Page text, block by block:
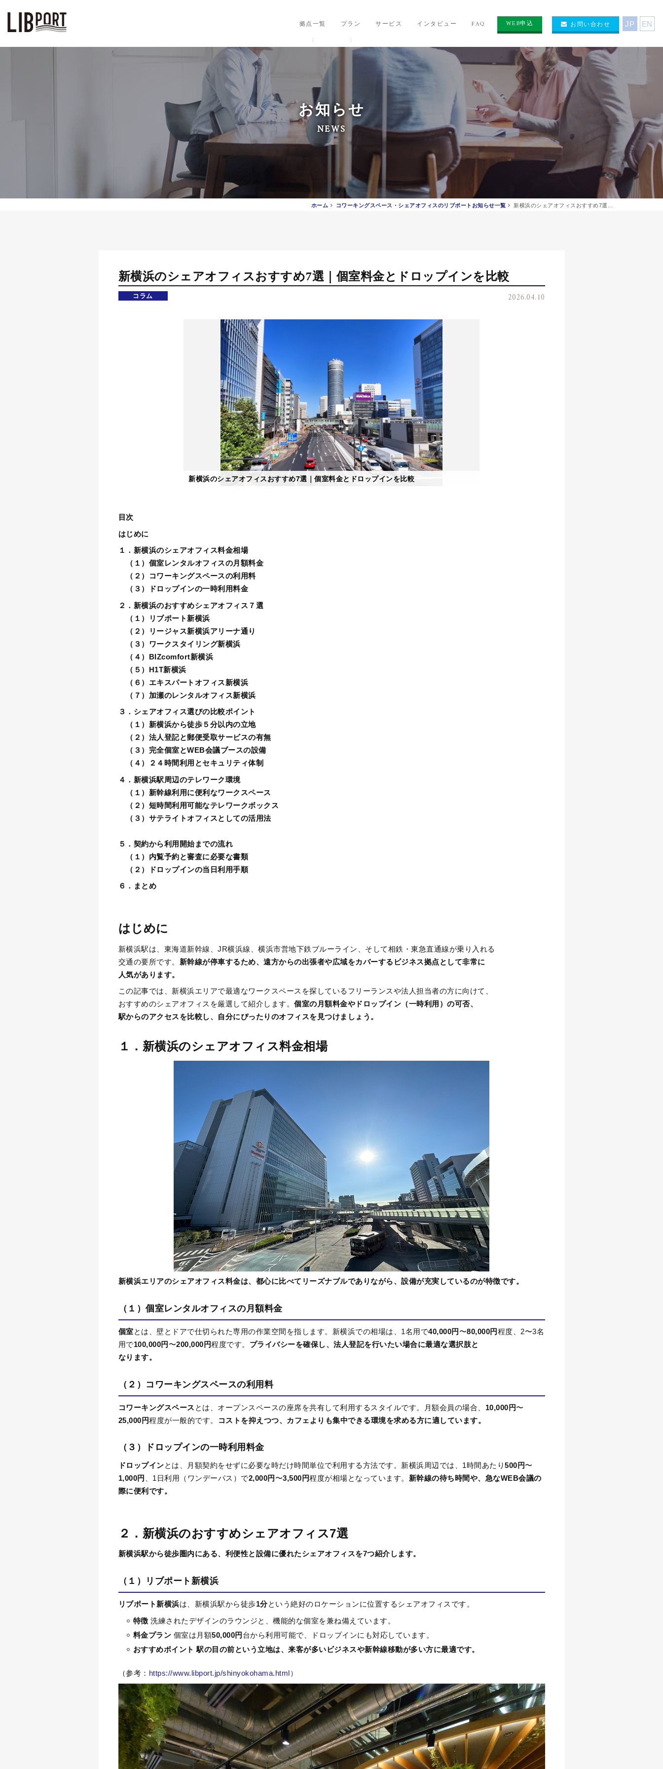
拠点一覧 プラン サービス インタビュー FAQ WEB申込 お問い合わせ JP EN
お知らせ
NEWS
ホーム コワーキングスペース・シェアオフィスのリブポートお知らせ一覧 新横浜のシェアオフィスおすすめ7選...
新横浜のシェアオフィスおすすめ7選｜個室料金とドロップインを比較
コラム 2026.04.10
新横浜のシェアオフィスおすすめ7選｜個室料金とドロップインを比較
目次
はじめに
１．新横浜のシェアオフィス料金相場
（１）個室レンタルオフィスの月額料金
（２）コワーキングスペースの利用料
（３）ドロップインの一時利用料金
２．新横浜のおすすめシェアオフィス７選
（１）リブポート新横浜
（２）リージャス新横浜アリーナ通り
（３）ワークスタイリング新横浜
（４）BIZcomfort新横浜
（５）H1T新横浜
（６）エキスパートオフィス新横浜
（７）加瀬のレンタルオフィス新横浜
３．シェアオフィス選びの比較ポイント
（１）新横浜から徒歩５分以内の立地
（２）法人登記と郵便受取サービスの有無
（３）完全個室とWEB会議ブースの設備
（４）２４時間利用とセキュリティ体制
４．新横浜駅周辺のテレワーク環境
（１）新幹線利用に便利なワークスペース
（２）短時間利用可能なテレワークボックス
（３）サテライトオフィスとしての活用法
５．契約から利用開始までの流れ
（１）内覧予約と審査に必要な書類
（２）ドロップインの当日利用手順
６．まとめ
はじめに
新横浜駅は、東海道新幹線、 JR横浜線、横浜市営地下鉄ブルーライン、そして相鉄・東急直通線が乗り入れる
交通の要所です。 新幹線が停車するため、遠方からの出張者や広域をカバーするビジネス拠点として非常に
人気があります。
この記事では、新横浜エリアで最適なワークスペースを探しているフリーランスや法人担当者の方に向けて、
おすすめのシェアオフィスを厳選して紹介します。 個室の月額料金やドロップイン（一時利用）の可否、
駅からのアクセスを比較し、自分にぴったりのオフィスを見つけましょう。
１．新横浜のシェアオフィス料金相場
新横浜エリアのシェアオフィス料金は、都心に比べてリーズナブルでありながら、設備が充実しているのが特徴です。
（１） 個室レンタルオフィスの月額料金
個室とは、壁とドアで仕切られた専用の作業空間を指します。新横浜での相場は、 1名用で40,000円 〜80,000円程度、 2〜3名
用で100,000円 〜200,000 円程度です。 プライバシーを確保し、法人登記を行いたい場合に最適な選択肢と
なります。
（２） コワーキングスペースの利用料
コワーキングスペース とは、オープンスペースの座席を共有して利用するスタイルです。月額会員の場合、 10,000 円〜
25,000 円程度が一般的です。 コストを抑えつつ、カフェよりも集中できる環境を求める方に適しています。
（３）ドロップインの一時利用料金
ドロップインとは、月額契約をせずに必要な時だけ時間単位で利用する方法です。新横浜周辺では、 1時間あたり500 円〜
1,000円 1 日利用（ワンデーパス）で2,000円 〜3,500 円程度が相場となっています。 新幹線の待ち時間や、急なWEB会議の
際に便利です。
２．新横浜のおすすめシェアオフィス7選
新横浜駅から徒歩圏内にある、利便性と設備に優れたシェアオフィスを7つ紹介します。
（１） リブポート新横浜
リブポート新横浜は、新横浜駅から徒歩1分という絶好のロケーションに位置するシェアオフィスです。
特徴 洗練されたデザインのラウンジと、機能的な個室を兼ね備えています。
料金プラン 個室は月額50,000円 台から利用可能で、ドロップインにも対応しています。
おすすめポイント 駅の目の前という立地は、来客が多いビジネスや新幹線移動が多い方に最適です。
（参考： https://www.libport.jp/shinyokohama.html）